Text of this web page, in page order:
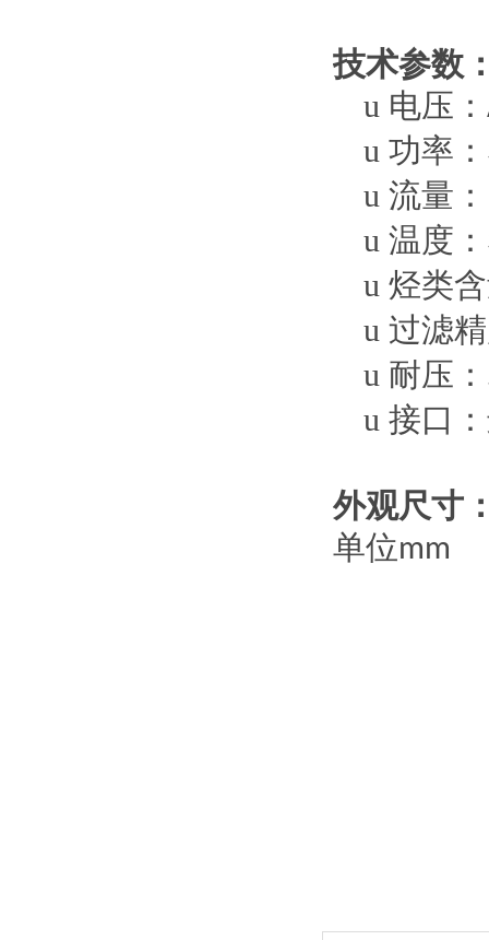
技术参数
u 电压：
u 功率：
u 流量：
u 温度：
u 烃类
u 过滤
u 耐压：
u 接口
外观尺寸
单位mm